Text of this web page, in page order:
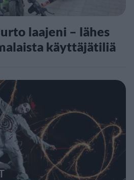
laajeni – lähes
käyttäjätiliä